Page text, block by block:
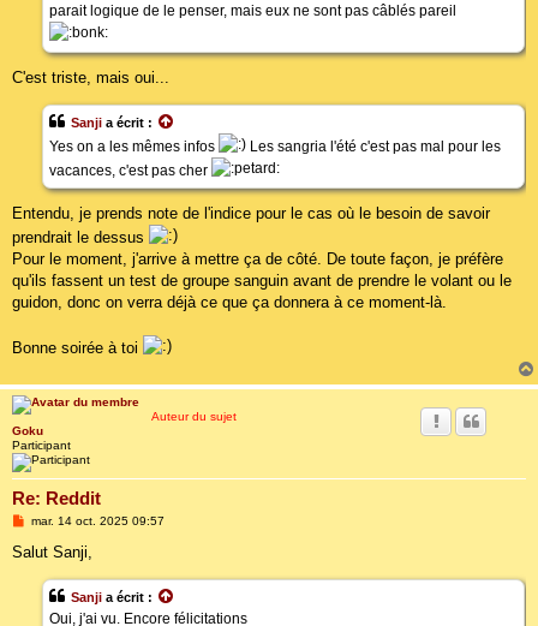
parait logique de le penser, mais eux ne sont pas câblés pareil
C'est triste, mais oui...
Sanji a écrit :
Yes on a les mêmes infos
Les sangria l'été c'est pas mal pour les
vacances, c'est pas cher
Entendu, je prends note de l'indice pour le cas où le besoin de savoir
prendrait le dessus
Pour le moment, j'arrive à mettre ça de côté. De toute façon, je préfère
qu'ils fassent un test de groupe sanguin avant de prendre le volant ou le
guidon, donc on verra déjà ce que ça donnera à ce moment-là.
Bonne soirée à toi
Auteur du sujet
Goku
Participant
Re: Reddit
M
s
mar. 14 oct. 2025 09:57
Salut Sanji,
Sanji a écrit :
Oui, j'ai vu. Encore félicitations